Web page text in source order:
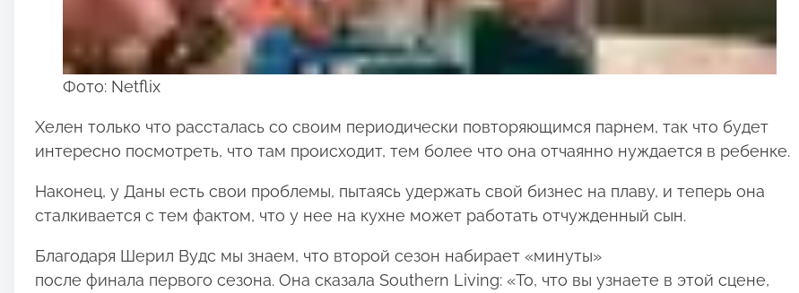
Фото: Netflix
Хелен только что рассталась со своим периодически повторяющимся парнем, так что будет
интересно посмотреть, что там происходит, тем более что она отчаянно нуждается в ребенке.
Наконец, у Даны есть свои проблемы, пытаясь удержать свой бизнес на плаву, и теперь она
сталкивается с тем фактом, что у нее на кухне может работать отчужденный сын.
Благодаря Шерил Вудс мы знаем, что второй сезон набирает «минуты»
после финала первого сезона. Она сказала Southern Living: «То, что вы узнаете в этой сцене,